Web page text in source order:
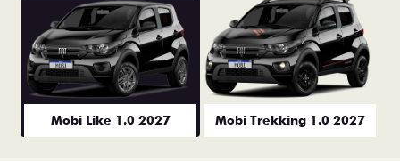
Mobi Like 1.0 2027 Mobi Trekking 1.0 2027